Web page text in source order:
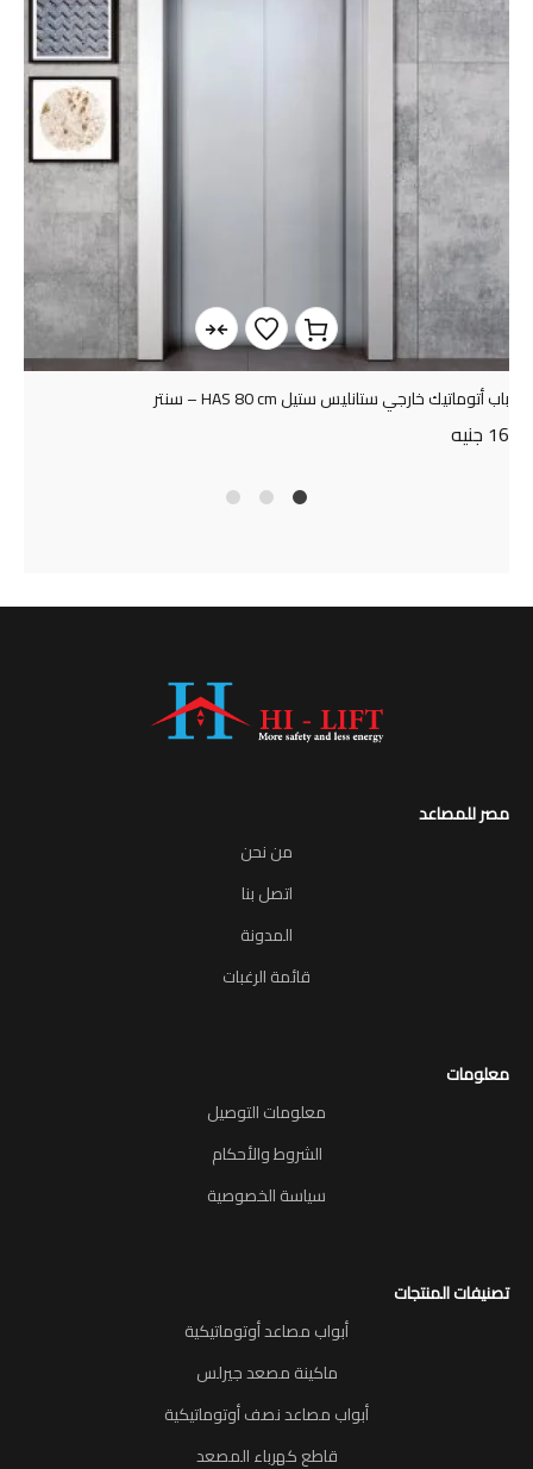
باب أتوماتيك خارجي ستانليس ستيل HAS 80 cm – سنتر
16 جنيه
مصر للمصاعد
من نحن
اتصل بنا
المدونة
قائمة الرغبات
معلومات
معلومات التوصيل
الشروط والأحكام
سياسة الخصوصية
تصنيفات المنتجات
أبواب مصاعد أوتوماتيكية
ماكينة مصعد جيرلس
أبواب مصاعد نصف أوتوماتيكية
قاطع كهرباء المصعد